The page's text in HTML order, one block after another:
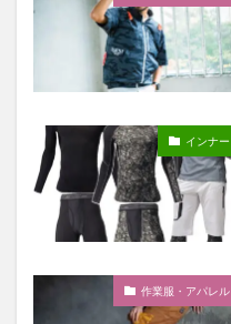
インナー
作業服・アパレル